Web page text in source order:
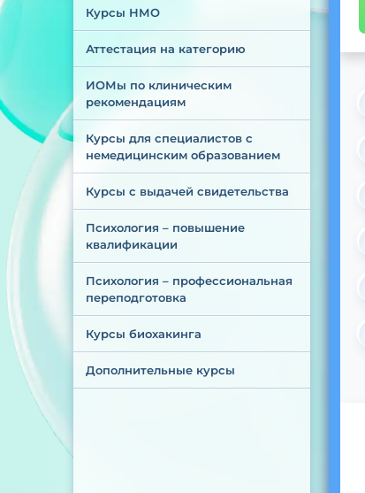
Курсы НМО
Аттестация на категорию
ИОМы по клиническим
рекомендациям
Курсы для специалистов с
немедицинским образованием
Курсы с выдачей свидетельства
Психология – повышение
квалификации
Психология – профессиональная
переподготовка
Курсы биохакинга
Дополнительные курсы